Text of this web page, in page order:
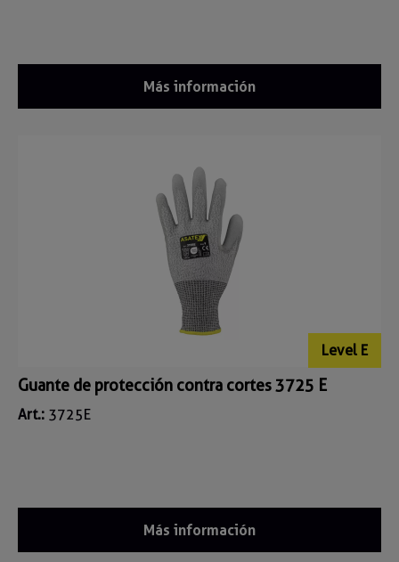
Más información
Level E
Guante de protección contra cortes 3725 E
Art.: 3725E
Más información